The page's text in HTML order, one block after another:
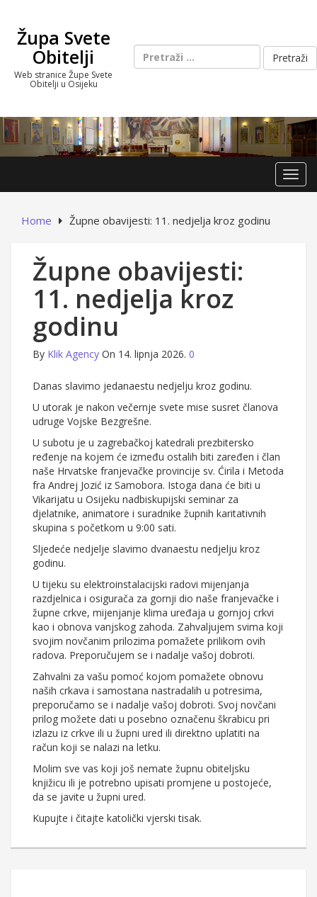
contentŽupa Svete
Obitelji
Web stranice Župe Svete
Obitelji u Osijeku
Pretraži:
Home Župne obavijesti: 11. nedjelja kroz godinu
Župne obavijesti:
11. nedjelja kroz
godinu
By Klik Agency On 14. lipnja 2026. 0
Danas slavimo jedanaestu nedjelju kroz godinu.
U utorak je nakon večernje svete mise susret članova
udruge Vojske Bezgrešne.
U subotu je u zagrebačkoj katedrali prezbitersko
ređenje na kojem će između ostalih biti zaređen i član
naše Hrvatske franjevačke provincije sv. Ćirila i Metoda
fra Andrej Jozić iz Samobora. Istoga dana će biti u
Vikarijatu u Osijeku nadbiskupijski seminar za
djelatnike, animatore i suradnike župnih karitativnih
skupina s početkom u 9:00 sati.
Sljedeće nedjelje slavimo dvanaestu nedjelju kroz
godinu.
U tijeku su elektroinstalacijski radovi mijenjanja
razdjelnica i osigurača za gornji dio naše franjevačke i
župne crkve, mijenjanje klima uređaja u gornjoj crkvi
kao i obnova vanjskog zahoda. Zahvaljujem svima koji
svojim novčanim prilozima pomažete prilikom ovih
radova. Preporučujem se i nadalje vašoj dobroti.
Zahvalni za vašu pomoć kojom pomažete obnovu
naših crkava i samostana nastradalih u potresima,
preporučamo se i nadalje vašoj dobroti. Svoj novčani
prilog možete dati u posebno označenu škrabicu pri
izlazu iz crkve ili u župni ured ili direktno uplatiti na
račun koji se nalazi na letku.
Molim sve vas koji još nemate župnu obiteljsku
knjižicu ili je potrebno upisati promjene u postojeće,
da se javite u župni ured.
Kupujte i čitajte katolički vjerski tisak.